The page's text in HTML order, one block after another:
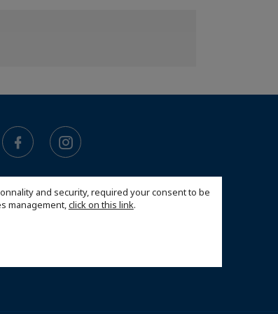
and security, required your consent to be
management,click on this link.